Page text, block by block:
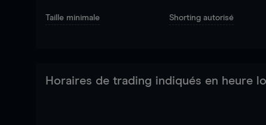
Taille minimale Shorting autorisé
Horaires de trading indiqués en heure